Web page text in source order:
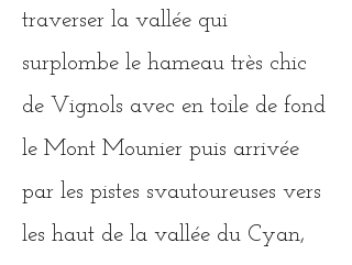
traverser la vallée qui
surplombe le hameau très chic
de Vignols avec en toile de fond
le Mont Mounier puis arrivée
par les pistes svautoureuses vers
les haut de la vallée du Cyan,